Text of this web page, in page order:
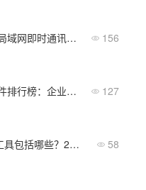
军工/公检法专用：局域网即时通讯软件哪个好？防泄密是关键 156
2026年即时通讯软件排行榜：企业级IM选型必读 127
安全加密企业通讯工具包括哪些？2026年核心功能与5大应用场景盘点 58